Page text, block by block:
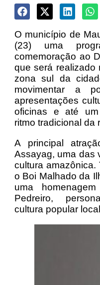
O município de
(23) uma
comemoração ao
que será realizado
zona sul da
movimentar a
apresentações
oficinas e até
ritmo tradicional da
A principal
Assayag, uma das
cultura amazônica.
o Boi Malhado da
uma
Pedreiro,
cultura popular